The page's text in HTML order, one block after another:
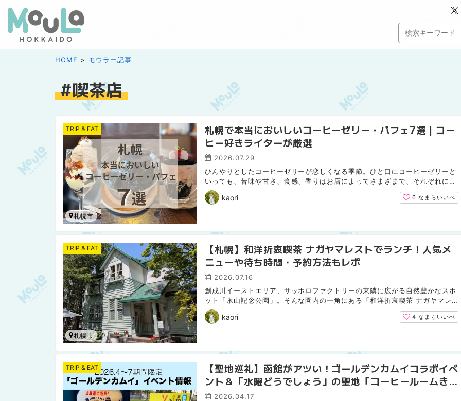
HOME モウラー記事
喫茶店
札幌で本当においしいコーヒーゼリー・パフェ7選｜コー
ヒー好きライターが厳選
2026.07.29
ひんやりとしたコーヒーゼリーが恋しくなる季節。ひと口にコーヒーゼリーと
いっても、苦味や甘さ、食感、香りはお店によってさまざまで、それぞれに個
性があります。 今回はコーヒー好きのライターが、札幌で通年...
kaori 6なまらいいべ
TRIP & EAT
札幌市
【札幌】和洋折衷喫茶 ナガヤマレストでランチ！人気メ
ニューや待ち時間・予約方法もレポ
2026.07.16
創成川イーストエリア、サッポロファクトリーの東隣に広がる自然豊かなスポ
ット「永山記念公園」。そんな園内の一角にある「和洋折衷喫茶 ナガヤマレ
スト」をご存知でしょうか。歴史ある建物を活用した趣のある空...
kaori 4なまらいいべ
TRIP & EAT
札幌市
【聖地巡礼】函館がアツい！ゴールデンカムイコラボイベ
ント＆「水曜どうでしょう」の聖地「コーヒールームきく
ち」をご紹介！
2026.04.17
TRIP & EAT